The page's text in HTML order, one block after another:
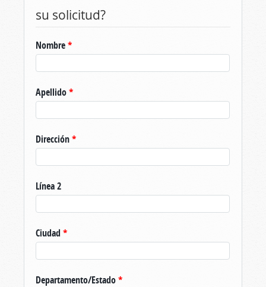
su solicitud?
Nombre*
Apellido*
Dirección*
Línea 2
Ciudad *
Departamento/Estado*